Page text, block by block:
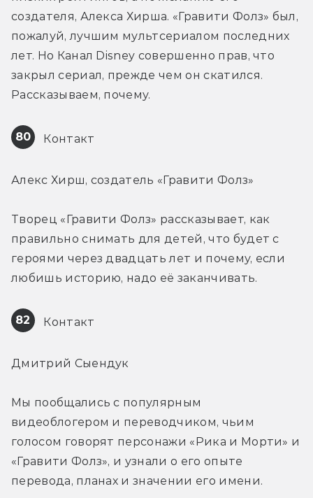
создателя, Алекса Хирша. «Гравити Фолз» был,
пожалуй, лучшим мультсериалом последних
лет. Но Канал Disney совершенно прав, что
закрыл сериал, прежде чем он скатился.
Рассказываем, почему.
80 Контакт
Алекс Хирш, создатель «Гравити Фолз»
Творец «Гравити Фолз» рассказывает, как
правильно снимать для детей, что будет с
героями через двадцать лет и почему, если
любишь историю, надо её заканчивать.
82 Контакт
Дмитрий Сыендук
Мы пообщались с популярным
видеоблогером и переводчиком, чьим
голосом говорят персонажи «Рика и Морти» и
«Гравити Фолз», и узнали о его опыте
перевода, планах и значении его имени.